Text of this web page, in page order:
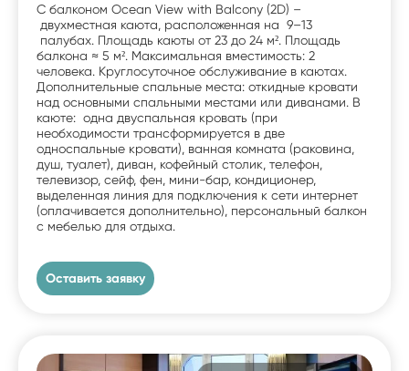
С балконом Ocean View with Balcony (2D) –
двухместная каюта, расположенная на 9–13
палубах. Площадь каюты от 23 до 24 м². Площадь
балкона ≈ 5 м². Максимальная вместимость: 2
человека. Круглосуточное обслуживание в каютах.
Дополнительные спальные места: откидные кровати
над основными спальными местами или диванами. В
каюте: одна двуспальная кровать (при
необходимости трансформируется в две
односпальные кровати), ванная комната (раковина,
душ, туалет), диван, кофейный столик, телефон,
телевизор, сейф, фен, мини-бар, кондиционер,
выделенная линия для подключения к сети интернет
(оплачивается дополнительно), персональный балкон
с мебелью для отдыха.
Оставить заявку